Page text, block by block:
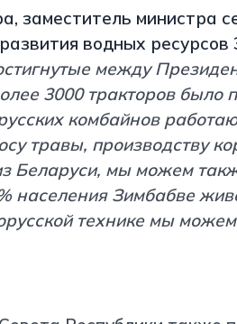
заместитель министра
водных ресурсов
между
3000 тракторов было
комбайнов
травы, производству
Беларуси, мы можем
населения Зимбабве
технике мы